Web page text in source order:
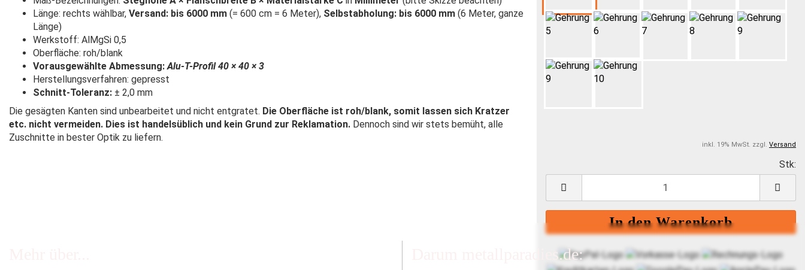
inkl. 19% MwSt. zzgl. Versand
Stk:
Länge: rechts wählbar, Versand: bis 6000 mm (= 600 cm = 6 Meter), Selbstabholung: bis 6000 mm (6 Meter, ganze
Länge)
Werkstoff: AlMgSi 0,5
Oberfläche: roh/blank
Vorausgewählte Abmessung: Alu-T-Profil 40 × 40 × 3
Herstellungsverfahren: gepresst
Schnitt-Toleranz: ± 2,0 mm
Die gesägten Kanten sind unbearbeitet und nicht entgratet. Die Oberfläche ist roh/blank, somit lassen sich Kratzer
etc. nicht vermeiden. Dies ist handelsüblich und kein Grund zur Reklamation. Dennoch sind wir stets bemüht, alle
Zuschnitte in bester Optik zu liefern.
Darum metallparadies.de: